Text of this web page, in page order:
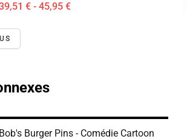
€ - 45,95 €
Bob's Burger Pins - Comédie Cartoon